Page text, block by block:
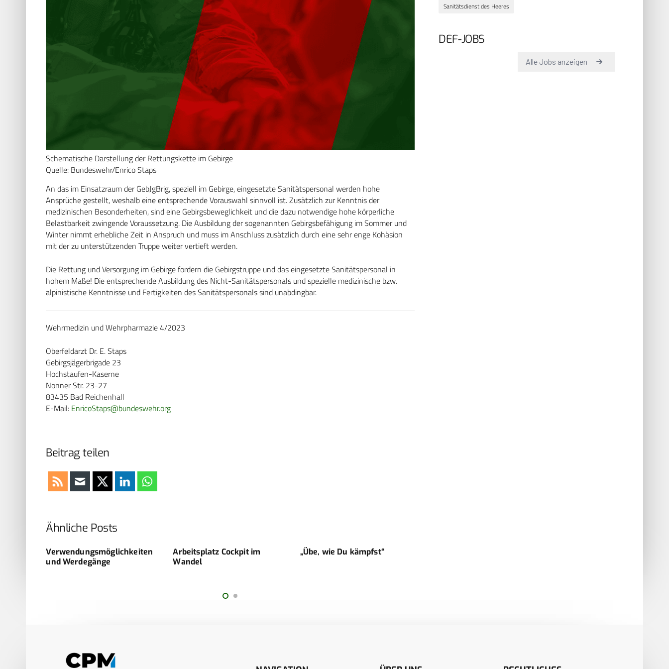
Schematische Darstellung der Rettungskette im Gebirge
Quelle: Bundeswehr/Enrico Staps
An das im Einsatzraum der GebJgBrig, speziell im Gebirge, eingesetzte Sanitätspersonal werden hohe
Ansprüche gestellt, weshalb eine entsprechende Vorauswahl sinnvoll ist. Zusätzlich zur Kenntnis der
medizinischen Besonderheiten, sind eine Gebirgsbeweglichkeit und die dazu notwendige hohe körperliche
Belastbarkeit zwingende Voraussetzung. Die Ausbildung der sogenannten Gebirgsbefähigung im Sommer und
Winter nimmt erhebliche Zeit in Anspruch und muss im Anschluss zusätzlich durch eine sehr enge Kohäsion
mit der zu unterstützenden Truppe weiter vertieft werden.
Die Rettung und Versorgung im Gebirge fordern die Gebirgstruppe und das eingesetzte Sanitätspersonal in
hohem Maße! Die entsprechende Ausbildung des Nicht-Sanitätspersonals und spezielle medizinische bzw.
alpinistische Kenntnisse und Fertigkeiten des Sanitätspersonals sind unabdingbar.
Wehrmedizin und Wehrpharmazie 4/2023
Oberfeldarzt Dr. E. Staps
Gebirgsjägerbrigade 23
Hochstaufen-Kaserne
Nonner Str. 23-27
83435 Bad Reichenhall
E-Mail: EnricoStaps@bundeswehr.org
Beitrag teilen
Sanitätsdienst des Heeres
DEF-JOBS
Ähnliche Posts
Verwendungsmöglichkeiten
und Werdegänge
Arbeitsplatz Cockpit im
Wandel
„Übe, wie Du kämpfst“